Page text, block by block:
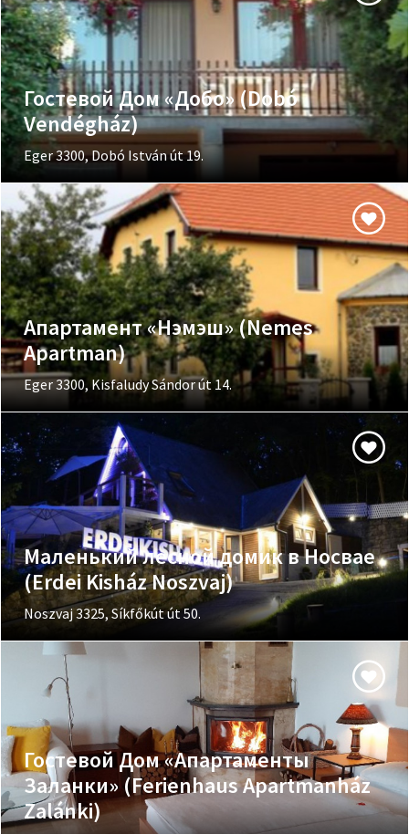
Гостевой Дом «Добо» (Dobó
Vendégház)
Eger 3300, Dobó István út 19.
Апартамент «Нэмэш» (Nemes
Apartman)
Eger 3300, Kisfaludy Sándor út 14.
Маленький лесной домик в Носвае
(Erdei Kisház Noszvaj)
Noszvaj 3325, Síkfőkút út 50.
Гостевой Дом «Апартаменты
Заланки» (Ferienhaus Apartmanház
Zalánki)